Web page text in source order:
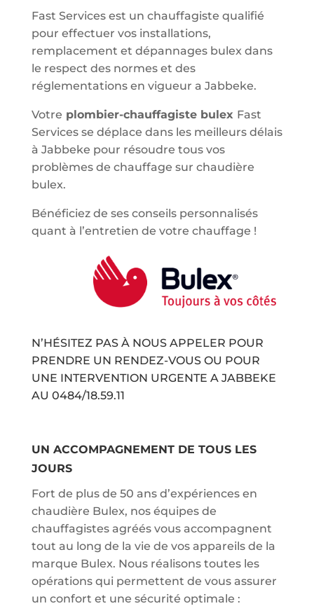
Fast Services est un chauffagiste qualifié
pour effectuer vos installations,
remplacement et dépannages bulex dans
le respect des normes et des
réglementations en vigueur a Jabbeke.
Votre plombier-chauffagiste bulex Fast
Services se déplace dans les meilleurs délais
à Jabbeke pour résoudre tous vos
problèmes de chauffage sur chaudière
bulex.
Bénéficiez de ses conseils personnalisés
quant à l’entretien de votre chauffage !
N’HÉSITEZ PAS À NOUS APPELER POUR
PRENDRE UN RENDEZ-VOUS OU POUR
UNE INTERVENTION URGENTE A JABBEKE
AU 0484/18.59.11
UN ACCOMPAGNEMENT DE TOUS LES
JOURS
Fort de plus de 50 ans d’expériences en
chaudière Bulex, nos équipes de
chauffagistes agréés vous accompagnent
tout au long de la vie de vos appareils de la
marque Bulex. Nous réalisons toutes les
opérations qui permettent de vous assurer
un confort et une sécurité optimale :